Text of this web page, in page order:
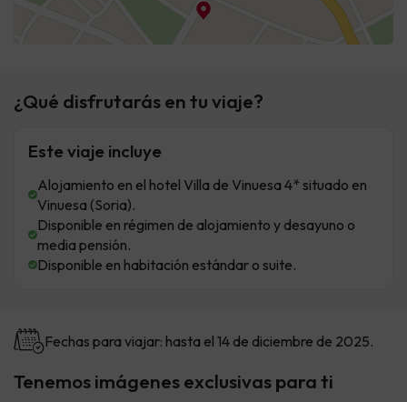
¿Qué disfrutarás en tu viaje?
Este viaje incluye
Alojamiento en el hotel Villa de Vinuesa 4* situado en
Vinuesa (Soria).
Disponible en régimen de alojamiento y desayuno o
media pensión.
Disponible en habitación estándar o suite.
Fechas para viajar: hasta el 14 de diciembre de 2025.
Tenemos imágenes exclusivas para ti